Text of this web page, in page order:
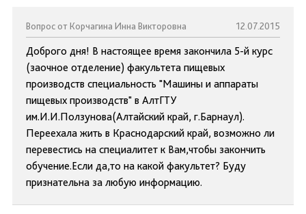
Вопрос от Корчагина Инна Викторовна 12.07.2015
Доброго дня! В настоящее время закончила 5-й курс
(заочное отделение) факультета пищевых
производств специальность "Машины и аппараты
пищевых производств" в АлтГТУ
им.И.И.Ползунова(Алтайский край, г.Барнаул).
Переехала жить в Краснодарский край, возможно ли
перевестись на специалитет к Вам,чтобы закончить
обучение.Если да,то на какой факультет? Буду
признательна за любую информацию.